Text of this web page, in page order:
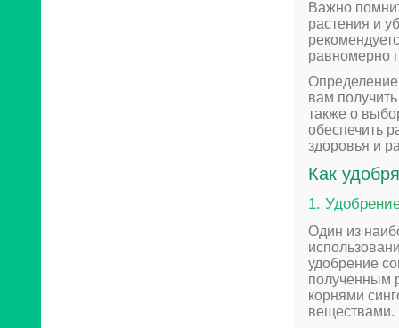
Важно
растения и
равномерно
вам
также о
обеспечить
здоровья и
Как
1.
Один из
удобрение
полученным
корнями
веществами.